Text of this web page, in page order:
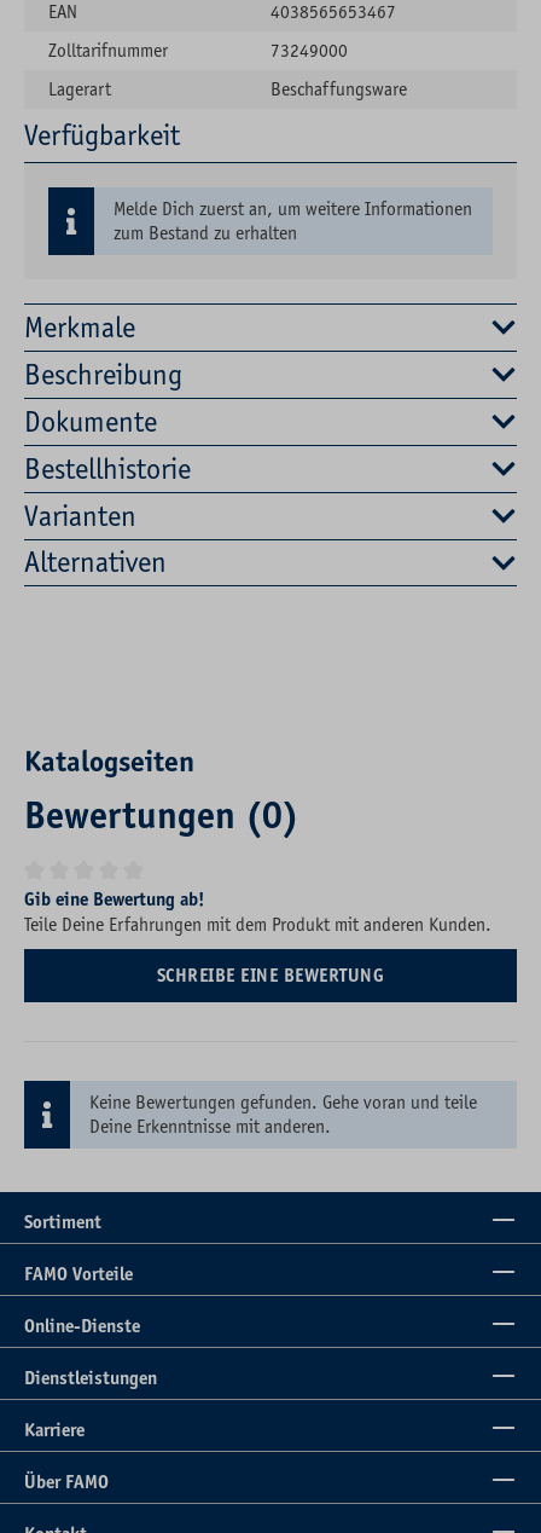
Merkmale
Beschreibung
Dokumente
Bestellhistorie
Varianten
Alternativen
EAN
4038565653467
Zolltarifnummer
73249000
Lagerart
Beschaffungsware
Verfügbarkeit
Melde Dich zuerst an, um weitere Informationen
zum Bestand zu erhalten
Katalogseiten
Bewertungen (0)
Durchschnittliche Bewertung von 0 von 5 Sternen
Gib eine Bewertung ab!
Teile Deine Erfahrungen mit dem Produkt mit anderen Kunden.
SCHREIBE EINE BEWERTUNG
Keine Bewertungen gefunden. Gehe voran und teile
Deine Erkenntnisse mit anderen.
Sortiment
FAMO Vorteile
Online-Dienste
Dienstleistungen
Karriere
Über FAMO